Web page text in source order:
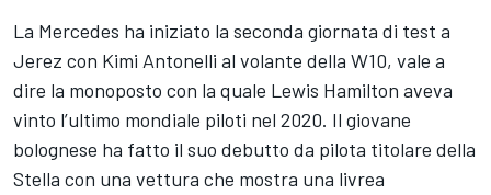
La Mercedes ha iniziato la seconda giornata di test a
Jerez con Kimi Antonelli al volante della W10, vale a
dire la monoposto con la quale Lewis Hamilton aveva
vinto l’ultimo mondiale piloti nel 2020. Il giovane
bolognese ha fatto il suo debutto da pilota titolare della
Stella con una vettura che mostra una livrea